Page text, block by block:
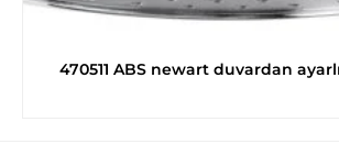
470511 ABS newart duvardan